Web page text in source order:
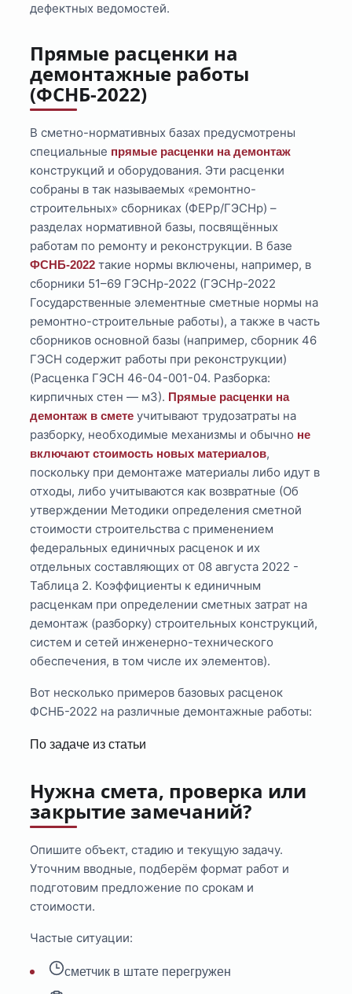
дефектных ведомостей.
Прямые расценки на
демонтажные работы
(ФСНБ-2022)
В сметно-нормативных базах предусмотрены
специальные прямые расценки на демонтаж
конструкций и оборудования. Эти расценки
собраны в так называемых «ремонтно-
строительных» сборниках (ФЕРр/ГЭСНр) –
разделах нормативной базы, посвящённых
работам по ремонту и реконструкции. В базе
ФСНБ-2022 такие нормы включены, например, в
сборники 51–69 ГЭСНр-2022 (ГЭСНр-2022
Государственные элементные сметные нормы на
ремонтно-строительные работы), а также в часть
сборников основной базы (например, сборник 46
ГЭСН содержит работы при реконструкции)
(Расценка ГЭСН 46-04-001-04. Разборка:
кирпичных стен — м3). Прямые расценки на
демонтаж в смете учитывают трудозатраты на
разборку, необходимые механизмы и обычно не
включают стоимость новых материалов,
поскольку при демонтаже материалы либо идут в
отходы, либо учитываются как возвратные (Об
утверждении Методики определения сметной
стоимости строительства с применением
федеральных единичных расценок и их
отдельных составляющих от 08 августа 2022 -
Таблица 2. Коэффициенты к единичным
расценкам при определении сметных затрат на
демонтаж (разборку) строительных конструкций,
систем и сетей инженерно-технического
обеспечения, в том числе их элементов).
Вот несколько примеров базовых расценок
ФСНБ-2022 на различные демонтажные работы:
По задаче из статьи
Нужна смета, проверка или
закрытие замечаний?
Опишите объект, стадию и текущую задачу.
Уточним вводные, подберём формат работ и
подготовим предложение по срокам и
стоимости.
Частые ситуации:
сметчик в штате перегружен